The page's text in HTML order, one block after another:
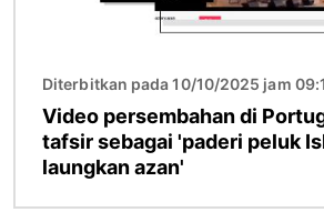
Diterbitkan pada 10/10/2025 jam
Video persembahan di
tafsir sebagai 'paderi peluk
laungkan azan'